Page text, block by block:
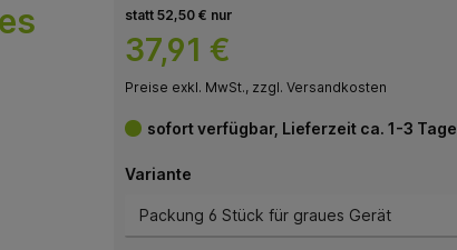
statt 52,50 € nur
37,91 €
Preise exkl. MwSt., zzgl. Versandkosten
sofort verfügbar, Lieferzeit ca. 1-3 Tage
Variante